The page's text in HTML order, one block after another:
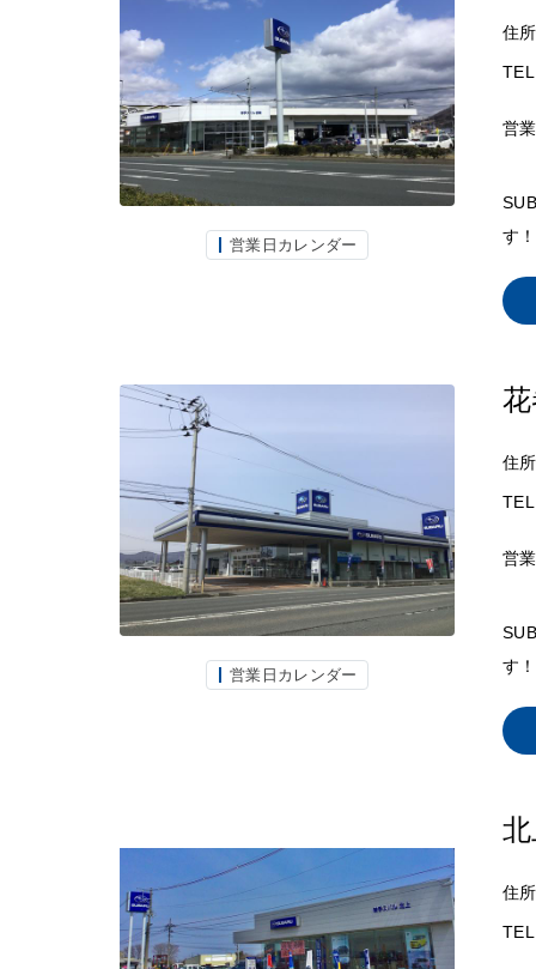
営業日カレンダー
住所
TEL
営
す
営業日カレンダー
住所
TEL
営
す
住所
TEL